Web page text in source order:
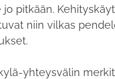
pitkään.
niin vilkas
yhteysvälin